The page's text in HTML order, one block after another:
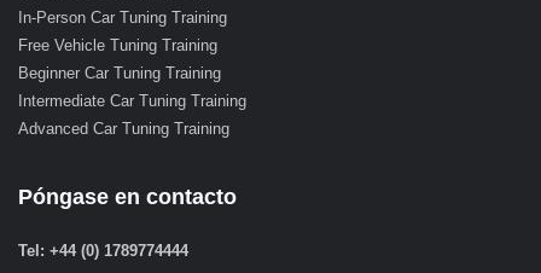
In-Person Car Tuning Training
Free Vehicle Tuning Training
Beginner Car Tuning Training
Intermediate Car Tuning Training
Advanced Car Tuning Training
Póngase en contacto
Tel: +44 (0) 1789774444